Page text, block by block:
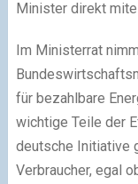
Minister direkt
Im Ministerrat
für bezahlbare
wichtige Teile der
deutsche Initiative
Verbraucher, egal